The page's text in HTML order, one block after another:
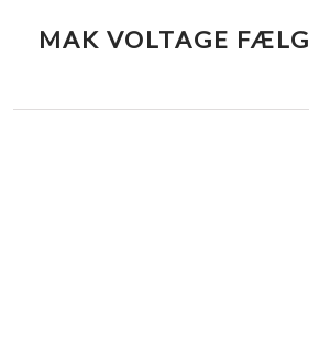
MAK VOLTAGE FÆLG